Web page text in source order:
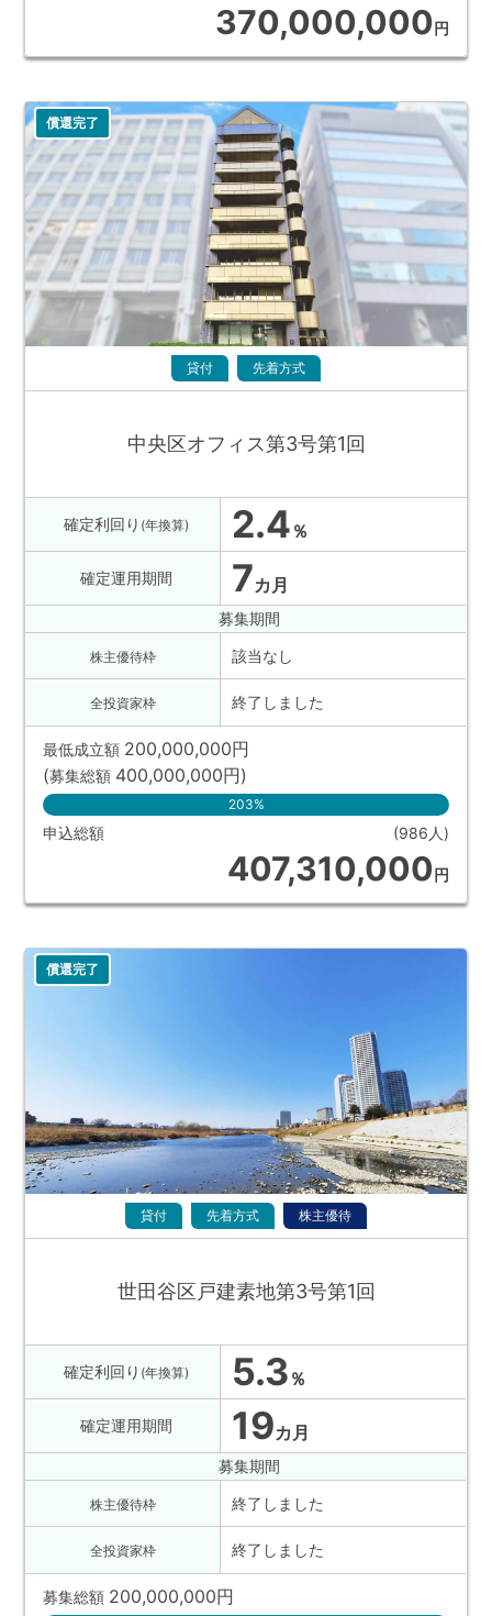
370,000,000円
償還完了
貸付 先着方式
中央区オフィス第3号第1回
確定利回り (年換算) 2.4 ％
確定運用期間 7カ月
募集期間
株主優待枠
全投資家枠
該当なし
終了しました
最低成立額 200,000,000円
(募集総額 400,000,000円)
203%
申込総額 (986人)
407,310,000円
償還完了
貸付 先着方式 株主優待
世田谷区戸建素地第3号第1回
確定利回り (年換算) 5.3 ％
確定運用期間 19カ月
募集期間
株主優待枠
全投資家枠
終了しました
終了しました
募集総額 200,000,000円